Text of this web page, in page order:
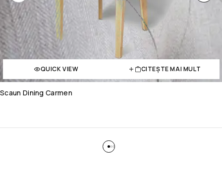
QUICK VIEW CITEȘTE MAI MULT
Scaun Dining Carmen